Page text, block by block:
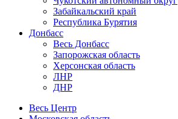
Забайкальский край
Республика Бурятия
Донбасс
Весь Донбасс
Запорожская область
Херсонская область
ЛНР
ДНР
Весь Центр